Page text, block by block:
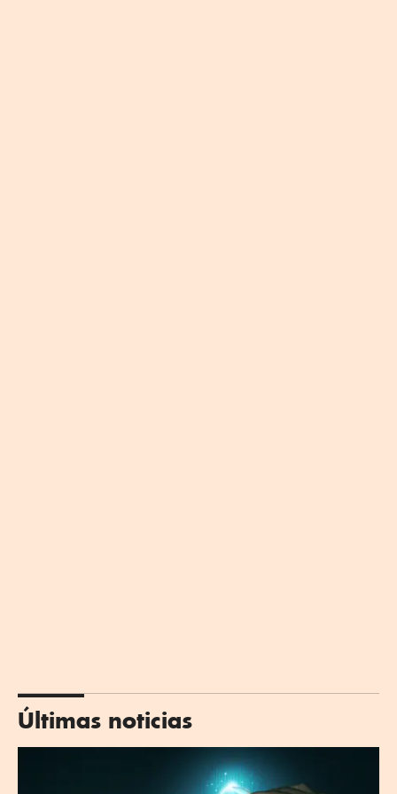
Últimas noticias